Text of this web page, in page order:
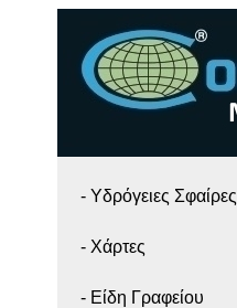
- Yδρόγειες Σφαίρες
- Χάρτες
- Είδη Γραφείου